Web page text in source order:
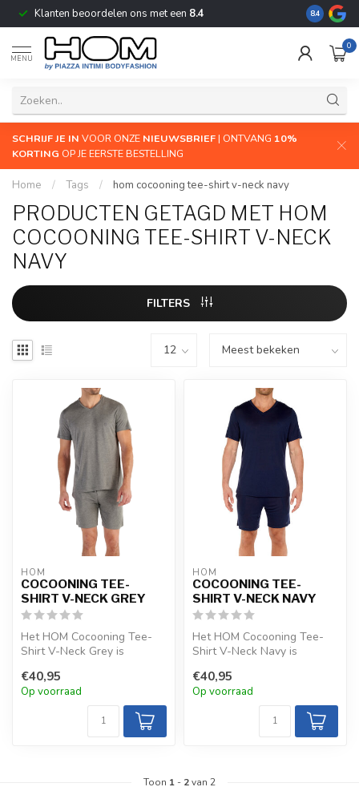
Klanten beoordelen ons met een 8.4 De
8.4
MENU
0
SCHRIJF JE IN VOOR ONZE NIEUWSBRIEF| ONTVANG 10%
KORTING OP JE EERSTE BESTELLING
Home / Tags / hom cocooning tee-shirt v-neck navy
PRODUCTEN GETAGD MET HOM
COCOONING TEE-SHIRT V-NECK
NAVY
FILTERS
HOM
COCOONING TEE-
SHIRT V-NECK GREY
Het HOM Cocooning Tee-
Shirt V-Neck Grey is
en biedt e...
€40,95
Op voorraad
HOM
COCOONING TEE-
SHIRT V-NECK NAVY
Het HOM Cocooning Tee-
Shirt V-Neck Navy is
en biedt e...
€40,95
Op voorraad
Toon 1 - 2van 2